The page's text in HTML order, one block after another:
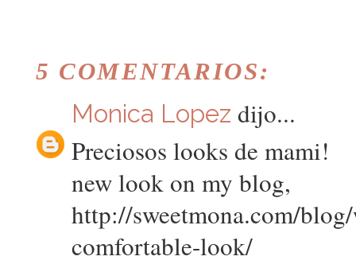
5 COMENTARIOS:
Monica Lopez dijo...
Preciosos looks de mami!
new look on my blog,
http://sweetmona.com/
comfortable-look/